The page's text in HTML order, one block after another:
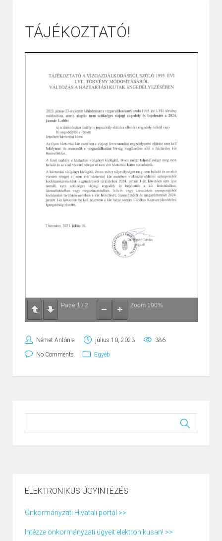
TÁJÉKOZTATÓ!
Page 1 / 2 Zoom 100%
Német Antónia július 10, 2023 386
No Comments Egyéb
ELEKTRONIKUS ÜGYINTÉZÉS
Önkormányzati Hivatali portál >>
Intézze önkormányzati ügyeit elektronikusan! >>